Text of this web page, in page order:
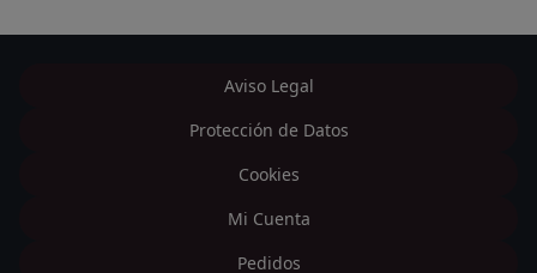
Aviso Legal
Protección de Datos
Cookies
Mi Cuenta
Pedidos